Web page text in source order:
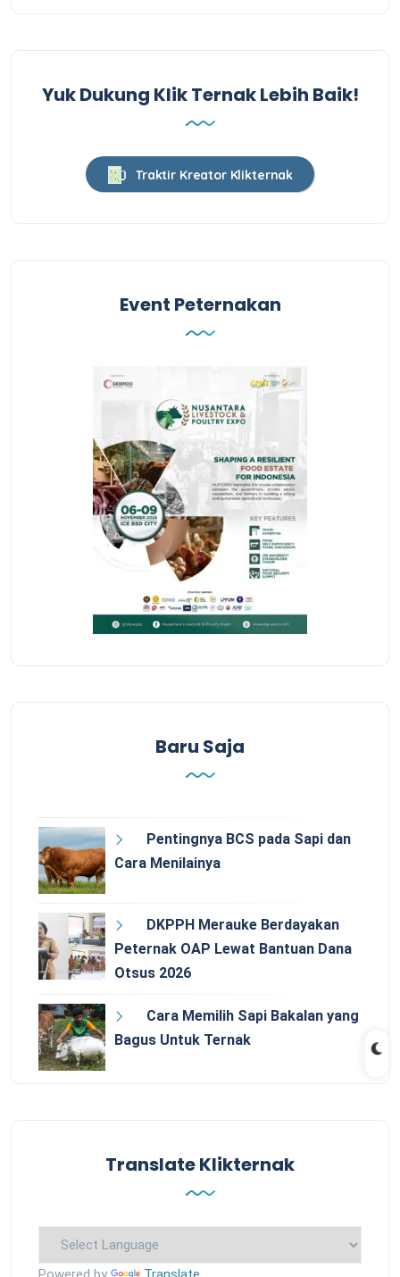
Yuk Dukung Klik Ternak Lebih Baik!
Traktir Kreator Klikternak
Event Peternakan
Baru Saja
Pentingnya BCS pada Sapi dan
Cara Menilainya
DKPPH Merauke Berdayakan
Peternak OAP Lewat Bantuan Dana
Otsus 2026
Cara Memilih Sapi Bakalan yang
Bagus Untuk Ternak
Translate Klikternak